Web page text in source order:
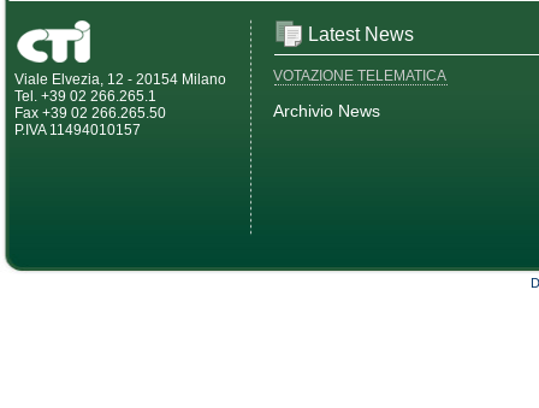
Viale Elvezia, 12 - 20154 Milano
Tel. +39 02 266.265.1
Fax +39 02 266.265.50
P.IVA 11494010157
Latest News
VOTAZIONE TELEMATICA
Archivio News